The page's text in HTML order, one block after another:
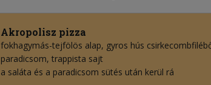
Akropolisz pizza
fokhagymás-tejfölös alap, gyros hús
paradicsom, trappista sajt
a saláta és a paradicsom sütés után kerül rá